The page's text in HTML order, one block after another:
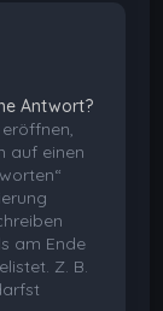
Antwort?
auf einen
am Ende
Z. B.